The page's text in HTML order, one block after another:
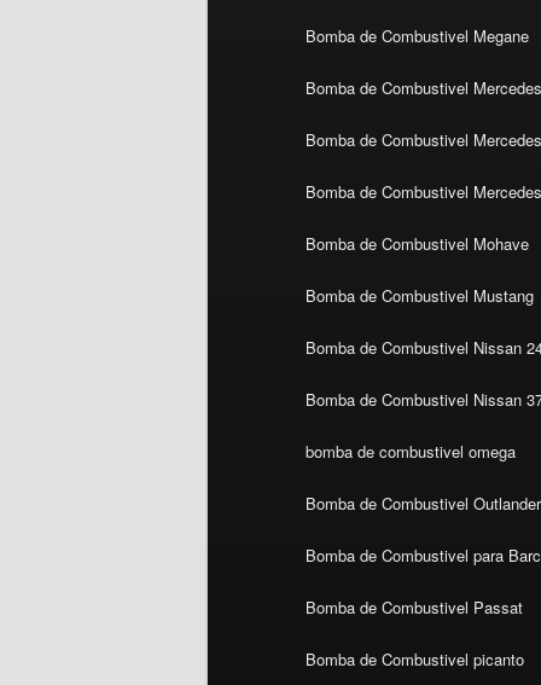
Bomba de Combustivel Megane
Bomba de Combustivel
Bomba de Combustivel
Bomba de Combustivel
Bomba de Combustivel Mohave
Bomba de Combustivel Mustang
Bomba de Combustivel Nissan
Bomba de Combustivel Nissan
bomba de combustivel omega
Bomba de Combustivel Outlander
Bomba de Combustivel para
Bomba de Combustivel Passat
Bomba de Combustivel picanto